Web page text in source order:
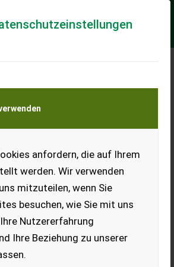
anfordern, die auf Ihrem
werden. Wir verwenden
mitzuteilen, wenn Sie
besuchen, wie Sie mit uns
Nutzererfahrung
Ihre Beziehung zu unserer
Land- und Baumaschinen –
Tiertransporte
Scheiben
aus unserem Alt-Lagerbestand – Jetzt
zu Ford 4610 Wir freuen uns auf
MwSt.